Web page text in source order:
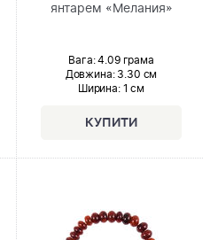
янтарем «Мелания»
Вага: 4.09 грама
Довжина:3.30 см
Ширина: 1 см